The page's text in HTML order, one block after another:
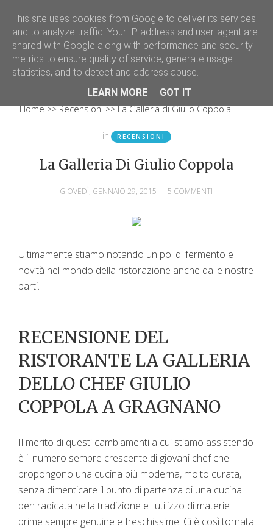
Home Recensioni La Galleria di Giulio Coppola
in RECENSIONI
La Galleria Di Giulio Coppola
GIOVEDÌ, GENNAIO 29, 2015 - 5 COMMENTI
Ultimamente stiamo notando un po' di fermento e
novità nel mondo della ristorazione anche dalle nostre
parti.
RECENSIONE DEL
RISTORANTE LA GALLERIA
DELLO CHEF GIULIO
COPPOLA A GRAGNANO
Il merito di questi cambiamenti a cui stiamo assistendo
è il numero sempre crescente di giovani chef che
propongono una cucina più moderna, molto curata,
senza dimenticare il punto di partenza di una cucina
ben radicata nella tradizione e l'utilizzo di materie
prime sempre genuine e freschissime. Ci è così tornata
This site uses cookies from Google to deliver its services
and to analyze traffic. Your IP address and user-agent are
shared with Google along with performance and security
metrics to ensure quality of service, generate usage
statistics, and to detect and address abuse.
LEARN MORE
GOT IT